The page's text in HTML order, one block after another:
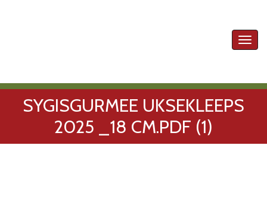
SYGISGURMEE UKSEKLEEPS
2025 _18 CM.PDF (1)